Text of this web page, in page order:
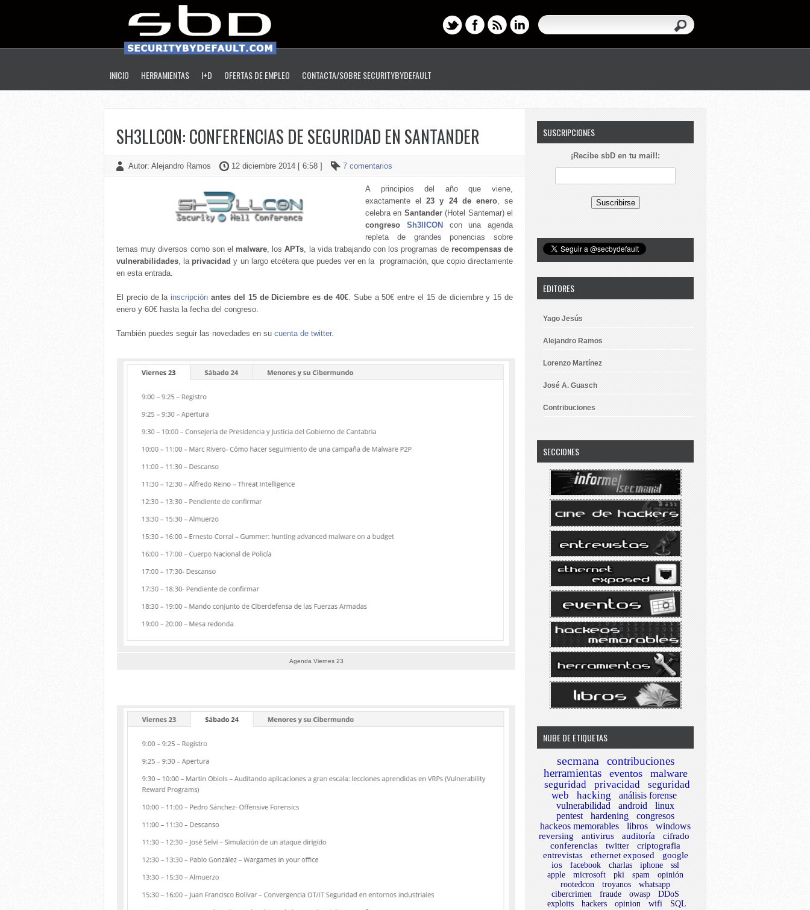
INICIO HERRAMIENTAS I+D OFERTAS DE EMPLEO CONTACTA/SOBRE SECURITYBYDEFAULT
SH3LLCON: CONFERENCIAS DE SEGURIDAD EN SANTANDER
Autor: Alejandro Ramos 12 diciembre 2014 [ 6:58 ] 7 comentarios
A principios del año que viene,
exactamente el23 y 24 de enero, se
celebra en Santander(Hotel Santemar) el
congreso
Sh3llCON
con una agenda
repleta de grandes ponencias sobre
temas muy diversos como son el malware, losAPTs, la vida trabajando con los programas de recompensas de
vulnerabilidades, la privacidad y un largo etcétera que puedes ver en la programación, que copio directamente
en esta entrada.
El precio de la inscripción antes del 15 de Diciembre es de 40€. Sube a 50€ entre el 15 de diciembre y 15 de
enero y 60€ hasta la fecha del congreso.
También puedes seguir las novedades en su cuenta de twitter.
Agenda Viernes 23
SUSCRIPCIONES
¡Recibe sbD en tu mail!:
EDITORES
Yago Jesús
Alejandro Ramos
Lorenzo Martínez
José A. Guasch
Contribuciones
SECCIONES
NUBE DE ETIQUETAS
secmana
contribuciones
herramientas
eventos malware
seguridad privacidad
seguridad
web
hacking
análisis forense
vulnerabilidad
android
linux
pentest
hardening
congresos
hackeos memorables
libros windows
reversing antivirus auditoría
cifrado
conferencias
twitter
criptografia
entrevistas
ethernet exposed
google
ios
facebook charlas iphone
ssl
apple
microsoft pki spam
opinión
rootedcon
troyanos
whatsapp
cibercrimen
fraude owasp
DDoS
exploits
hackers opinion wifi
SQL